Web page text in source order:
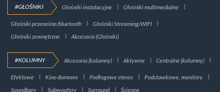
#GŁOŚNIKI Głośniki instalacyjne Głośniki multimedialne
Głośniki przenośne/bluetooth
Głośniki Streaming/WIFI
Głośniki zewnętrzne
Akcesoria (Głośniki)
#KOLUMNY Akcesoria (kolumny) Aktywne Centralne (kolumny)
Efektowe Kino domowe Podłogowe stereo
Podstawkowe, monitory
Soundbary
Subwoofery Surround Ścienne